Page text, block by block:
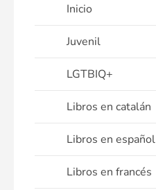
Inicio
Juvenil
LGTBIQ+
Libros en catalán
Libros en español
Libros en francés